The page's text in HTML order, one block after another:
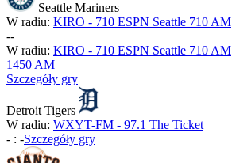
Seattle Mariners
W radiu: KIRO - 710 ESPN Seattle 710 AM
--
W radiu: KIRO - 710 ESPN Seattle 710 AM
1450 AM
Szczegóły gry
Detroit Tigers
W radiu: WXYT-FM - 97.1 The Ticket
- : -Szczegóły gry